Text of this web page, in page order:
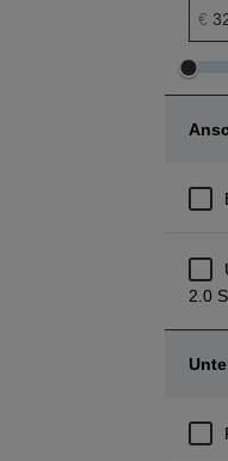
Preis
€
Preis
Preis
2.0